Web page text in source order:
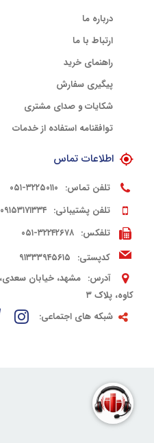
درباره ما
ارتباط با ما
راهنمای خرید
پیگیری سفارش
شکایات و صدای مشتری
توافقنامه استفاده از خدمات
اطلاعات تماس
تلفن تماس: ۳۲۲۵۰۱۱۰-۰۵۱
تلفن پشتیبانی: ۰۹۱۵۳۱۷۱۳۳۴ (پاسخگویی ۹ صبح الی ۱۰ شب )
تلفکس: ۳۲۲۴۲۶۷۸-۰۵۱
کدپستی: ۹۱۳۳۳۹۴۵۶۱۵
آدرس:
کاوه، پلاک ۳
شبکه های اجتماعی: